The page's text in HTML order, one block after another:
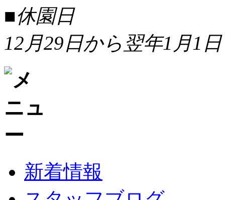
■休園日
12月29日から翌年1月1日
新着情報